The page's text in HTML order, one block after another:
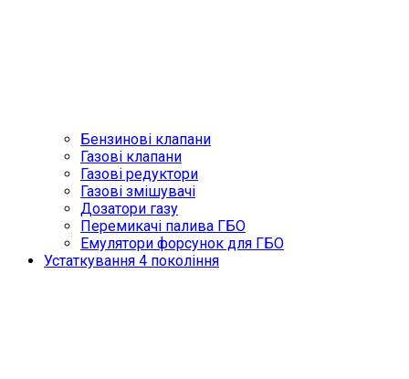
Бензинові клапани
Газові клапани
Газові редуктори
Газові змішувачі
Дозатори газу
Перемикачі палива ГБО
Емулятори форсунок для ГБО
Устаткування 4 покоління